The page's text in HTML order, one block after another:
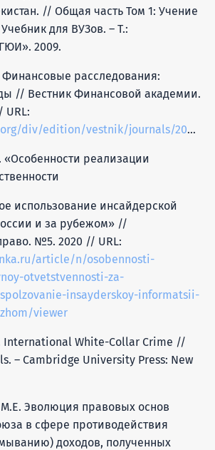
// Общая часть Том 1: Учение
для ВУЗов. – Т.:
2009.
расследования:
// Вестник Финансовой академии.
URL:
vestnik/journals/2003%20%E2%84%961.pdf
«Особенности реализации
использование инсайдерской
и за рубежом» //
№5. 2020 // URL:
article/n/osobennosti-
otvetstvennosti-za-
insayderskoy-informatsii-
viewer
International White-Collar Crime //
– Cambridge University Press: New
Эволюция правовых основ
в сфере противодействия
доходов, полученных